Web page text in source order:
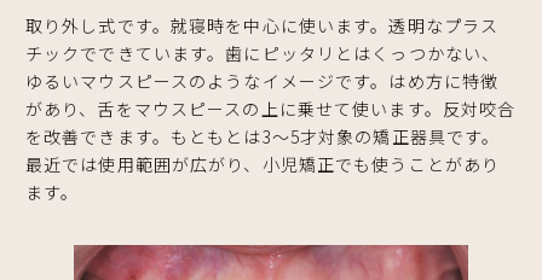
取り外し式です。就寝時を中心に使います。透明なプラス
チックでできています。歯にピッタリとはくっつかない、
ゆるいマウスピースのようなイメージです。はめ方に特徴
があり、舌をマウスピースの上に乗せて使います。反対咬合
を改善できます。もともとは3～5才対象の矯正器具です。
最近では使用範囲が広がり、小児矯正でも使うことがあり
ます。